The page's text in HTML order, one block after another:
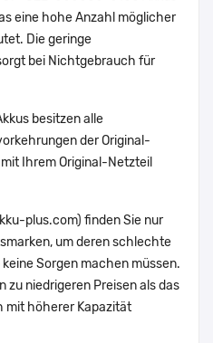
eine hohe Anzahl möglicher
Die geringe
bei Nichtgebrauch für
besitzen alle
der Original-
Ihrem Original-Netzteil
plus.com) finden Sie nur
um deren schlechte
Sorgen machen müssen.
zu niedrigeren Preisen als das
mit höherer Kapazität